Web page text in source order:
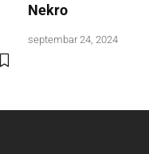
Nekro
septembar 24, 2024